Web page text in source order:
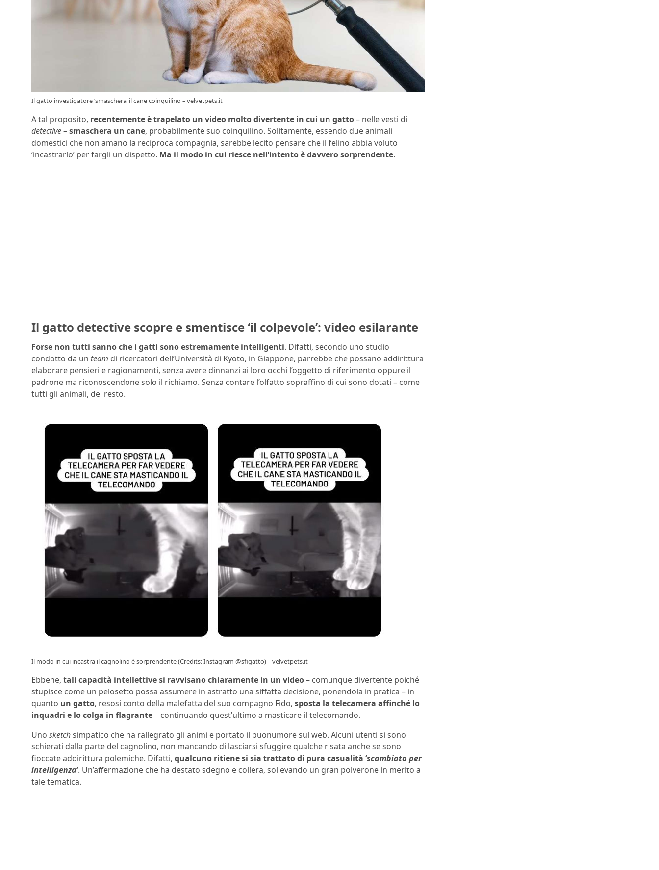
Il gatto investigatore ‘smaschera’ il cane coinquilino – velvetpets.it
A tal proposito, recentemente è trapelato un video molto divertente in cui un gatto– nelle vesti di
detective–smaschera un cane, probabilmente suo coinquilino. Solitamente, essendo due animali
domestici che non amano la reciproca compagnia, sarebbe lecito pensare che il felino abbia voluto
‘incastrarlo’ per fargli un dispetto. Ma il modo in cui riesce nell’intento è davvero sorprendente.
Il gatto detective scopre e smentisce ‘il colpevole’: video esilarante
Forse non tutti sanno che i gatti sono estremamente intelligenti. Difatti, secondo uno studio
condotto da un team di ricercatori dell’Università di Kyoto, in Giappone, parrebbe che possano addirittura
elaborare pensieri e ragionamenti, senza avere dinnanzi ai loro occhi l’oggetto di riferimento oppure il
padrone ma riconoscendone solo il richiamo. Senza contare l’olfatto sopraffino di cui sono dotati – come
tutti gli animali, del resto.
Il modo in cui incastra il cagnolino è sorprendente (Credits: Instagram @sfigatto) – velvetpets.it
Ebbene, tali capacità intellettive si ravvisano chiaramente in un video– comunque divertente poiché
stupisce come un pelosetto possa assumere in astratto una siffatta decisione, ponendola in pratica – in
quanto un gatto, resosi conto della malefatta del suo compagno Fido, sposta la telecamera affinché lo
inquadri e lo colga in flagrante – continuando quest’ultimo a masticare il telecomando.
Uno sketchsimpatico che ha rallegrato gli animi e portato il buonumore sul web. Alcuni utenti si sono
schierati dalla parte del cagnolino, non mancando di lasciarsi sfuggire qualche risata anche se sono
fioccate addirittura polemiche. Difatti, qualcuno ritiene si sia trattato di pura casualità ‘scambiata per
intelligenza‘. Un’affermazione che ha destato sdegno e collera, sollevando un gran polverone in merito a
tale tematica.